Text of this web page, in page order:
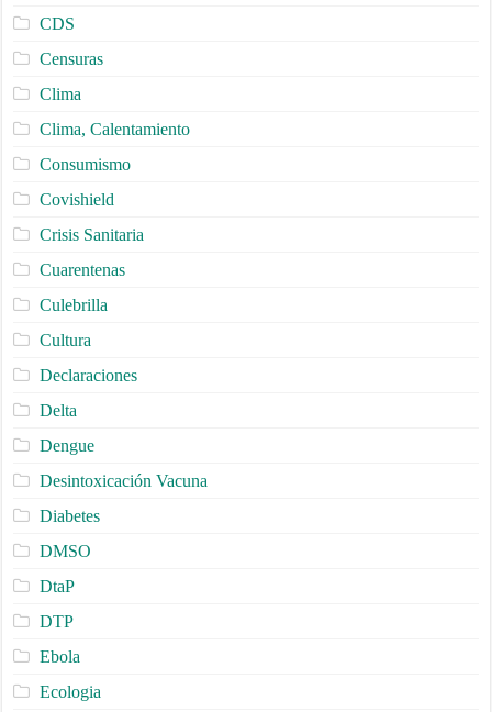
CDS
Censuras
Clima
Clima, Calentamiento
Consumismo
Covishield
Crisis Sanitaria
Cuarentenas
Culebrilla
Cultura
Declaraciones
Delta
Dengue
Desintoxicación Vacuna
Diabetes
DMSO
DtaP
DTP
Ebola
Ecologia